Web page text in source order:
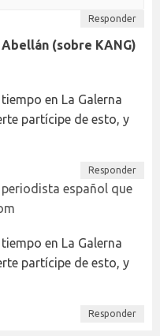
Responder
(sobre KANG)
en La Galerna
partícipe de esto, y
Responder
español que
en La Galerna
partícipe de esto, y
Responder